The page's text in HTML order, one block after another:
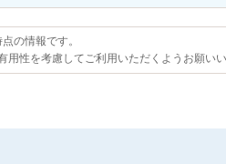
の情報です。
用性を考慮してご利用いただくようお願いい